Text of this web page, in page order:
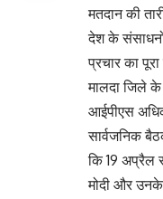
मतदान की
देश के
प्रचार का
मालदा जिले के
आईपीएस
सार्वजनिक
कि 19 अप्रैल
मोदी और उनके